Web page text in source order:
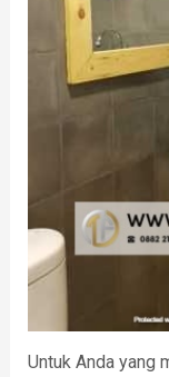
Untuk Anda yang